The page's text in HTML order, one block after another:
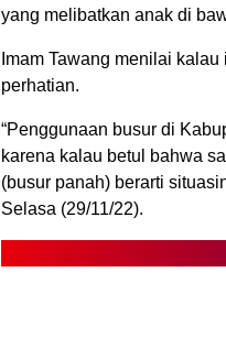
yang melibatkan anak di
Imam Tawang menilai
perhatian.
“Penggunaan busur di
karena kalau betul bahwa
(busur panah) berarti
Selasa (29/11/22).